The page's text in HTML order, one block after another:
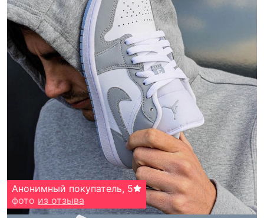
Анонимный покупатель, 5
фото из отзыва